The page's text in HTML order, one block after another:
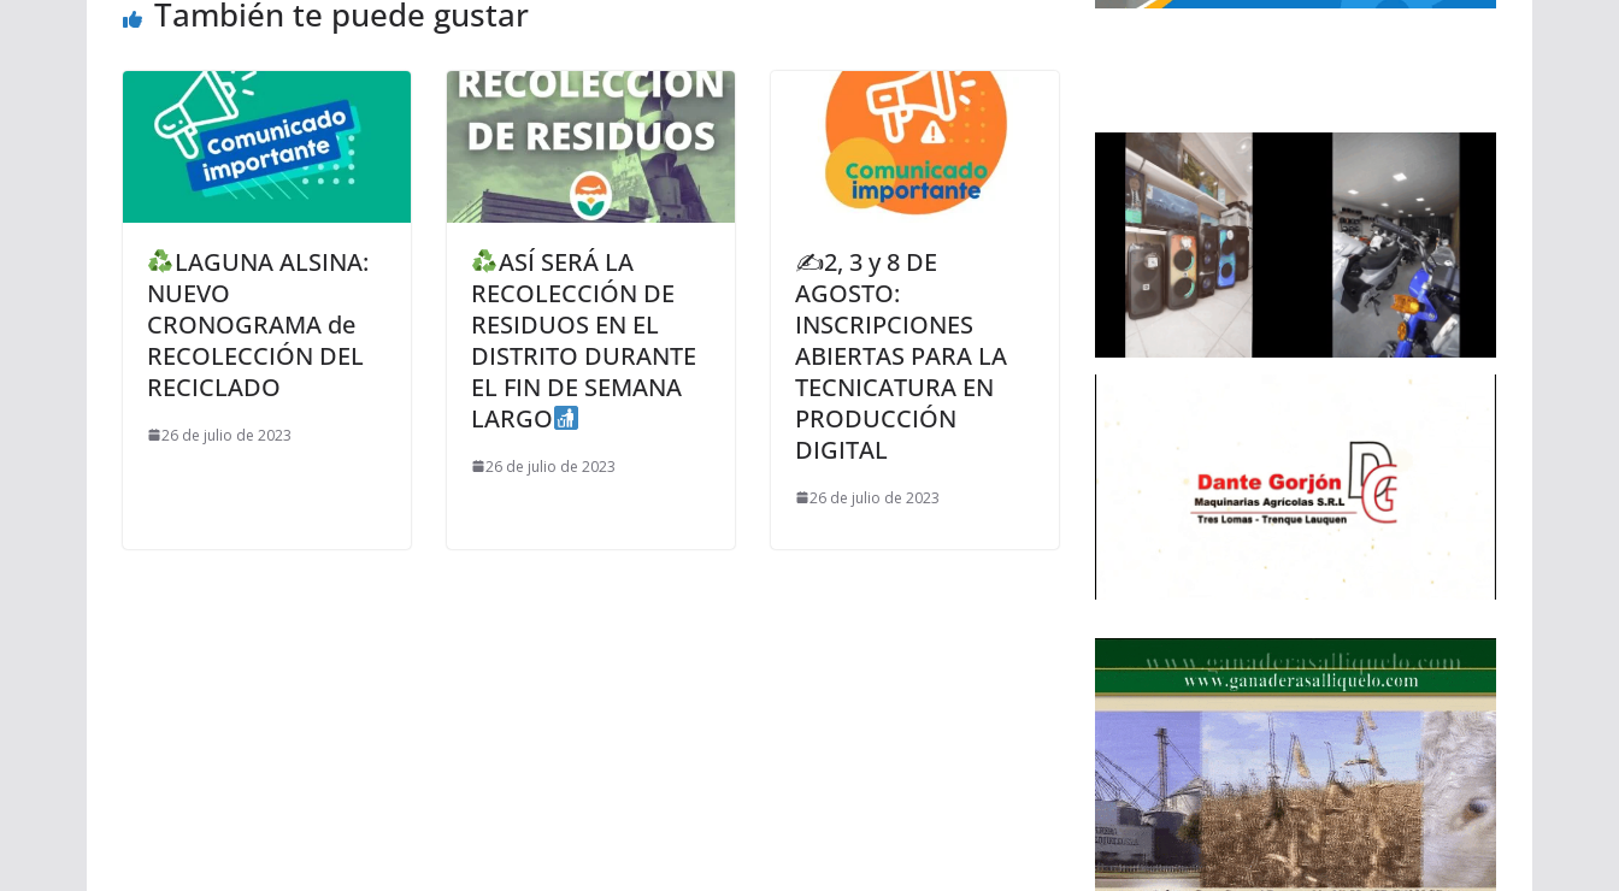
También te puede gustar
LAGUNA ALSINA:
NUEVO
CRONOGRAMA de
RECOLECCIÓN DEL
RECICLADO
26 de julio de 2023
ASÍ SERÁ LA
RECOLECCIÓN DE
RESIDUOS EN EL
DISTRITO DURANTE
EL FIN DE SEMANA
LARGO
26 de julio de 2023
✍2, 3 y 8 DE
AGOSTO:
INSCRIPCIONES
ABIERTAS PARA LA
TECNICATURA EN
PRODUCCIÓN
DIGITAL
26 de julio de 2023